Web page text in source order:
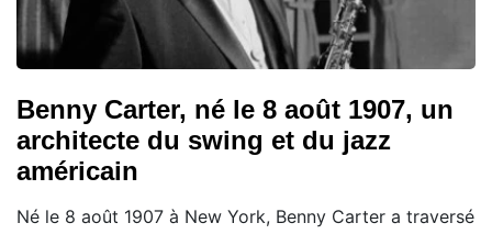
Benny Carter, né le 8 août 1907, un
architecte du swing et du jazz
américain
Né le 8 août 1907 à New York, Benny Carter a traversé